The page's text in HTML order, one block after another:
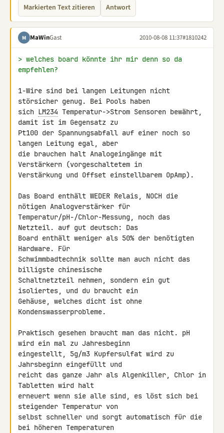
Markierten Text zitieren Antwort
M MaWinGast 2010-08-08 11:37#1810242
> welches board könnte ihr mir denn so da
empfehlen?
1-Wire sind bei langen Leitungen nicht
störsicher genug. Bei Pools haben
sich LM234 Temperatur->Strom Sensoren bewährt,
damit ist im Gegensatz zu
Pt100 der Spannungsabfall auf einer noch so
langen Leitung egal, aber
die brauchen halt Analogeingänge mit
Verstärkern (vorgeschaltetem in
Verstärkung und Offset einstellbarem OpAmp).
Das Board enthält WEDER Relais, NOCH die
nötigen Analogverstärker für
Temperatur/pH-/Chlor-Messung, noch das
Netzteil. auf gut deutsch: Das
Board enthält weniger als 50% der benötigten
Hardware. Für
Schwimmbadtechnik sollte man auch nicht das
billigste chinesische
Schaltnetzteil nehmen, sondern ein gut
isoliertes, und du braucht ein
Gehäuse, welches dicht ist ohne
Kondenswasserprobleme.
Praktisch gesehen braucht man das nicht. pH
wird ein mal zu Jahresbeginn
eingestellt, 5g/m3 Kupfersulfat wird zu
Jahrsbeginn eingefüllt und
reicht das ganze Jahr als Algenkiller, Chlor in
Tabletten wird halt
erneuert wenn sie alle sind, es löst sich bei
steigender Temperatur von
selbst schneller und sorgt automatisch für die
bei höheren Temperaturen